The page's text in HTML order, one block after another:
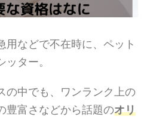
用などで不在時に、ペット
ター。
の中でも、ワンランク上の
豊富さなどから話題のオリ